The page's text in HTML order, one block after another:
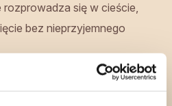
się w cieście,
bez nieprzyjemnego
na bieżąco, wedle